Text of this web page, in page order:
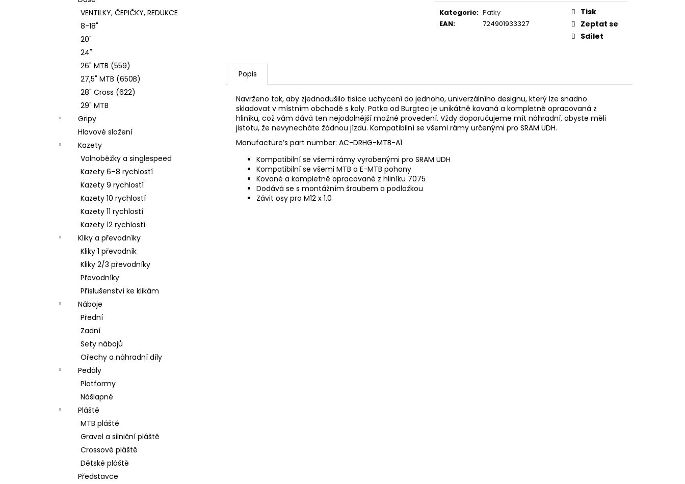
VENTILKY, ČEPIČKY, REDUKCE
8-18"
20"
24"
26" MTB (559)
27,5" MTB (650B)
28" Cross (622)
29" MTB
Gripy
Hlavové složení
Kazety
Volnoběžky a singlespeed
Kazety 6–8 rychlostí
Kazety 9 rychlostí
Kazety 10 rychlostí
Kazety 11 rychlostí
Kazety 12 rychlostí
Kliky a převodníky
Kliky 1 převodník
Kliky 2/3 převodníky
Převodníky
Příslušenství ke klikám
Náboje
Přední
Zadní
Sety nábojů
Ořechy a náhradní díly
Pedály
Platformy
Nášlapné
Pláště
MTB pláště
Gravel a silniční pláště
Crossové pláště
Dětské pláště
Představce
Kategorie: Patky
EAN: 724901933327
Tisk
Zeptat se
Sdílet
Popis
Navrženo tak, aby zjednodušilo tisíce uchycení do jednoho, univerzálního designu, který lze snadno
skladovat v místním obchodě s koly. Patka od Burgtec je unikátně kovaná a kompletně opracovaná z
hliníku, což vám dává ten nejodolnější možné provedení. Vždy doporučujeme mít náhradní, abyste měli
jistotu, že nevynecháte žádnou jízdu. Kompatibilní se všemi rámy určenými pro SRAM UDH.
Manufacture’s part number: AC-DRHG-MTB-A1
Kompatibilní se všemi rámy vyrobenými pro SRAM UDH
Kompatibilní se všemi MTB a E-MTB pohony
Kované a kompletně opracované z hliníku 7075
Dodává se s montážním šroubem a podložkou
Závit osy pro M12 x 1.0